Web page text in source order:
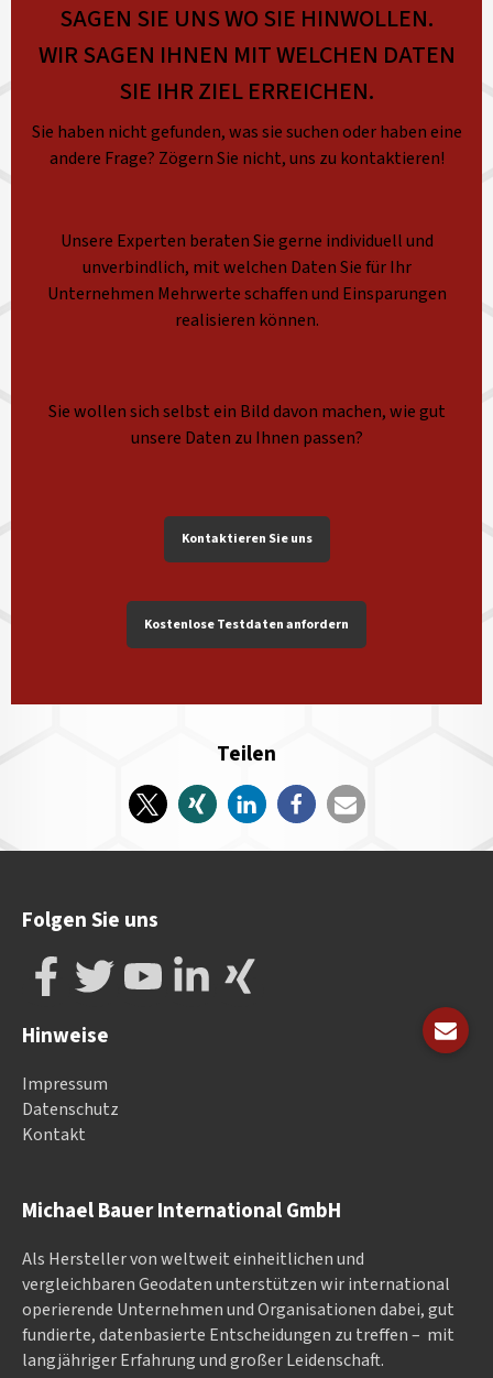
SAGEN SIE UNS WO SIE HINWOLLEN.
WIR SAGEN IHNEN MIT WELCHEN DATEN
SIE IHR ZIEL ERREICHEN.
Sie haben nicht gefunden, was sie suchen oder haben eine
andere Frage? Zögern Sie nicht, uns zu kontaktieren!
Unsere Experten beraten Sie gerne individuell und
unverbindlich, mit welchen Daten Sie für Ihr
Unternehmen Mehrwerte schaffen und Einsparungen
realisieren können.
Sie wollen sich selbst ein Bild davon machen, wie gut
unsere Daten zu Ihnen passen?
Kontaktieren Sie uns
Kostenlose Testdaten anfordern
Teilen
Michael Bauer International GmbH
Als Hersteller von weltweit einheitlichen und
vergleichbaren Geodaten un­ter­stüt­zen wir in­ter­na­tional
ope­rieren­de Un­ter­neh­men und Or­ga­nisa­tionen dabei, gut
fundierte, datenbasierte Entscheidungen zu treffen – mit
langjähriger Erfahrung und großer Leidenschaft.
Folgen Sie uns
Hinweise
Impressum
Datenschutz
Kontakt